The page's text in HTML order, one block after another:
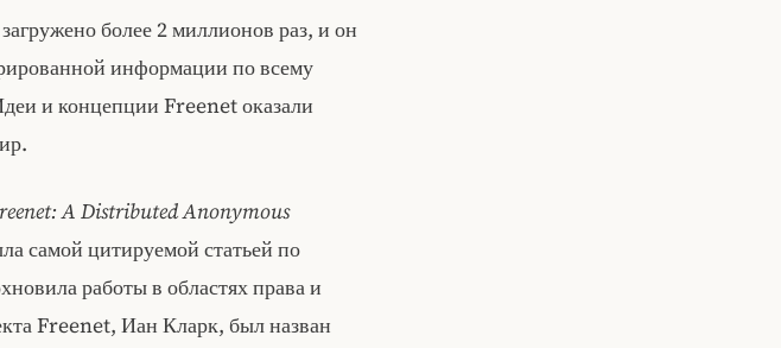
более 2 миллионов раз, и он
информации по всему
и концепции Freenet оказали
A Distributed Anonymous
самой цитируемой статьей по
работы в областях права и
Freenet, Иан Кларк, был назван